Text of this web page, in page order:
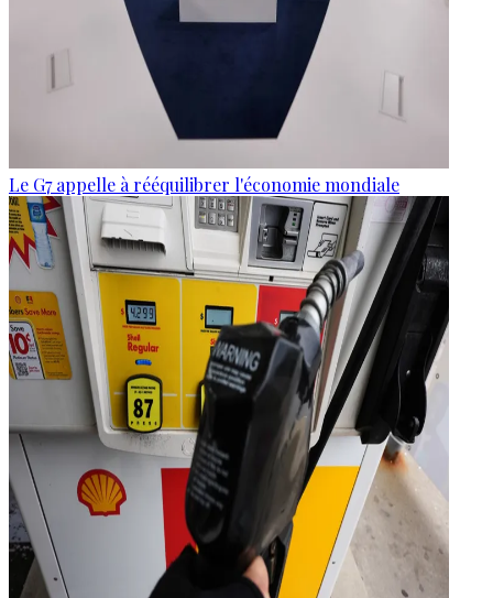
Le G7 appelle à rééquilibrer l'économie mondiale